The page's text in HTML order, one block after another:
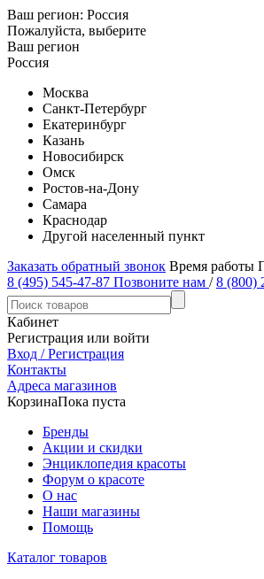
Ваш регион: Россия
Пожалуйста, выберите
Ваш регион
Россия
Москва
Санкт-Петербург
Екатеринбург
Казань
Новосибирск
Омск
Ростов-на-Дону
Самара
Краснодар
Другой населенный пункт
Заказать обратный звонок Время работы
8 (495) 545-47-87 Позвоните нам / 8 (800)
Кабинет
Регистрация или войти
Вход / Регистрация
Контакты
Адреса магазинов
КорзинаПока пуста
Бренды
Акции и скидки
Энциклопедия красоты
Форум о красоте
О нас
Наши магазины
Помощь
Каталог товаров